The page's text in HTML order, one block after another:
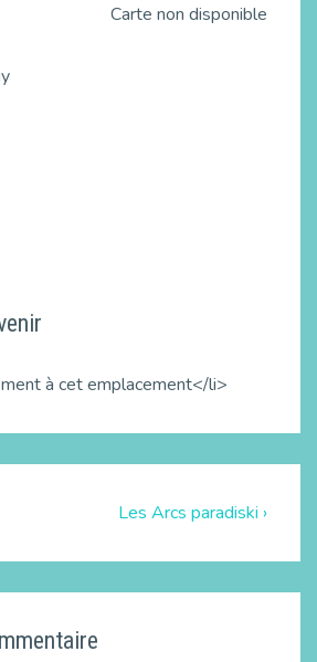
Carte non disponible
à cet emplacement</li>
Les Arcs paradiski ›